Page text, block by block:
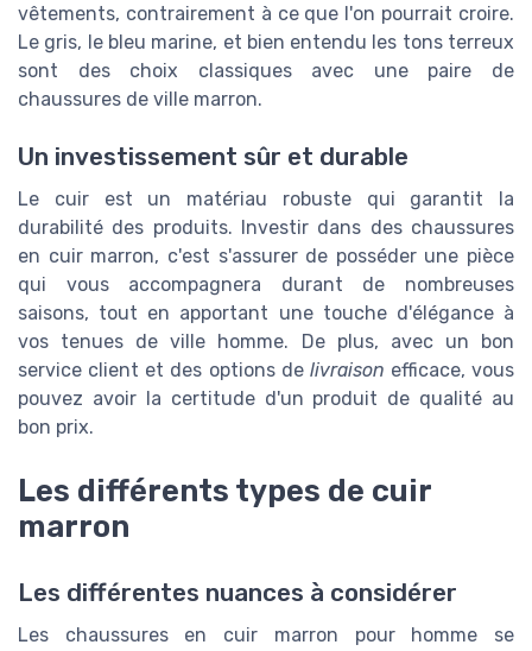
vêtements, contrairement à ce que l'on pourrait croire.
Le gris, le bleu marine, et bien entendu les tons terreux
sont des choix classiques avec une paire de
chaussures de ville marron.
Un investissement sûr et durable
Le cuir est un matériau robuste qui garantit la
durabilité des produits. Investir dans des chaussures
en cuir marron, c'est s'assurer de posséder une pièce
qui vous accompagnera durant de nombreuses
saisons, tout en apportant une touche d'élégance à
vos tenues de ville homme. De plus, avec un bon
service client et des options de livraison efficace, vous
pouvez avoir la certitude d'un produit de qualité au
bon prix.
Les différents types de cuir
marron
Les différentes nuances à considérer
Les chaussures en cuir marron pour homme se